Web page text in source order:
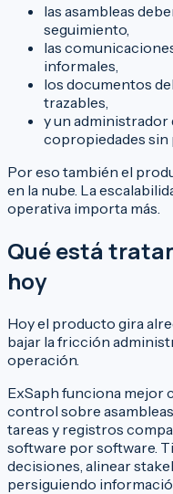
las asambleas
seguimiento,
las
informales,
los documentos
trazables,
y un administrador
copropiedades sin
Por eso también el
en la nube. La
operativa importa más.
Qué está
hoy
Hoy el producto gira
bajar la fricción
operación.
ExSaph funciona mejor
control sobre
tareas y registros
software por software.
decisiones, alinear
persiguiendo